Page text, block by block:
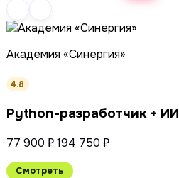
Академия «Синергия»
4.8
Python-разработчик + ИИ
77 900 ₽194 750 ₽
Смотреть